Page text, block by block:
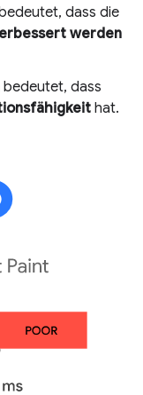
dass die
werden
bedeutet, dass
hat.